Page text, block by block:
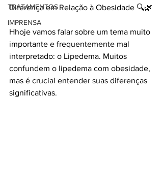
TRATAMENTOS
IMPRENSA
Diferença em Relação à Obesidade 🔍🌿
Hhoje vamos falar sobre um tema muito
importante e frequentemente mal
interpretado: o Lipedema. Muitos
confundem o lipedema com obesidade,
mas é crucial entender suas diferenças
significativas.